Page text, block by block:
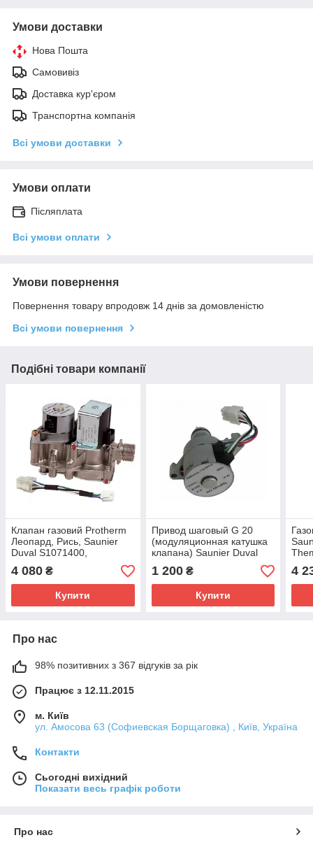
Умови доставки
Нова Пошта
Самовивіз
Доставка кур'єром
Транспортна компанія
Всі умови доставки
Умови оплати
Післяплата
Всі умови оплати
Умови повернення
Повернення товару впродовж 14 днів за домовленістю
Всі умови повернення
Подібні товари компанії
Клапан газовий Protherm
Леопард, Рись, Saunier
Duval S1071400,
0020035639 без
регулятора
4 080 ₴
Купити
Привод шаговый G 20
(модуляционная катушка
клапана) Saunier Duval
Thema Classic 20146481
(ст. S1071700) Ремонт
1 200₴
Купити
4
Про нас
98% позитивних з 367 відгуків за рік
Працює з 12.11.2015
м. Київ
ул. Амосова 63 (Софиевская Борщаговка) , Київ, Україна
Контакти
Сьогодні вихідний
Показати весь графік роботи
Про нас